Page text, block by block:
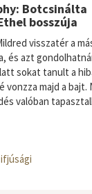
Botcsinálta
bosszúja
visszatér a
és azt
sokat tanult a
vonzza majd a bajt.
valóban